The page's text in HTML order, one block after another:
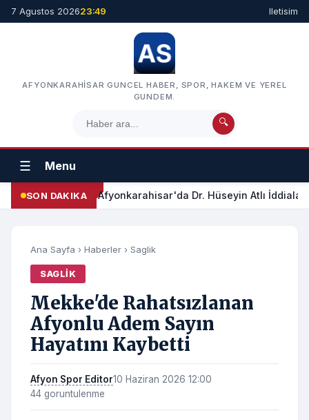
7 Agustos 202623:49 Iletisim
AFYONKARAHISAR GUNCEL HABER, SPOR, HAKEM VE YEREL
GUNDEM.
🔍
☰ Menu
SON DAKIKA Afyonkarahisar'da Dr. Hüseyin Atlı
Ana Sayfa › Haberler › Saglik
SAGLIK
Mekke'de Rahatsızlanan
Afyonlu Adem Sayın
Hayatını Kaybetti
Afyon Spor Editor10 Haziran 2026 12:00
44 goruntulenme